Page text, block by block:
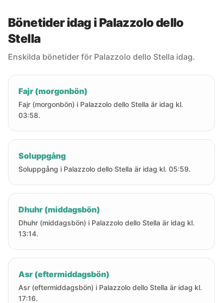
Bönetider idag i Palazzolo dello
Stella
Enskilda bönetider för Palazzolo dello Stella idag.
Fajr (morgonbön)
Fajr (morgonbön) i Palazzolo dello Stella är idag kl.
03:58.
Soluppgång
Soluppgång i Palazzolo dello Stella är idag kl. 05:59.
Dhuhr (middagsbön)
Dhuhr (middagsbön) i Palazzolo dello Stella är idag kl.
13:14.
Asr (eftermiddagsbön)
Asr (eftermiddagsbön) i Palazzolo dello Stella är idag kl.
17:16.